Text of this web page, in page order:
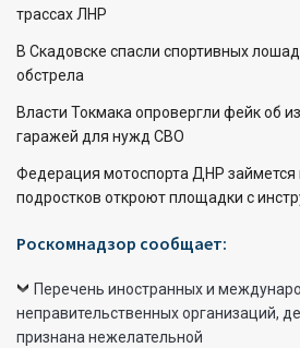
трассах ЛНР
В Скадовске спасли спортивных
обстрела
Власти Токмака опровергли фейк об
гаражей для нужд СВО
Федерация мотоспорта ДНР займется
подростков откроют площадки с
Роскомнадзор сообщает:
Перечень иностранных и
неправительственных организаций,
признана нежелательной